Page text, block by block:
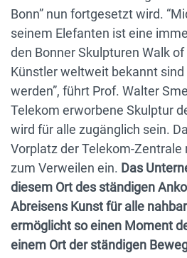
Bonn” nun fortgesetzt wird.
seinem Elefanten ist eine
den Bonner Skulpturen Walk
Künstler weltweit bekannt
werden”, führt Prof. Walter
Telekom erworbene Skulptur
wird für alle zugänglich sein.
Vorplatz der Telekom-
zum Verweilen ein. Das
diesem Ort des ständigen
Abreisens Kunst für alle
ermöglicht so einen Moment
einem Ort der ständigen